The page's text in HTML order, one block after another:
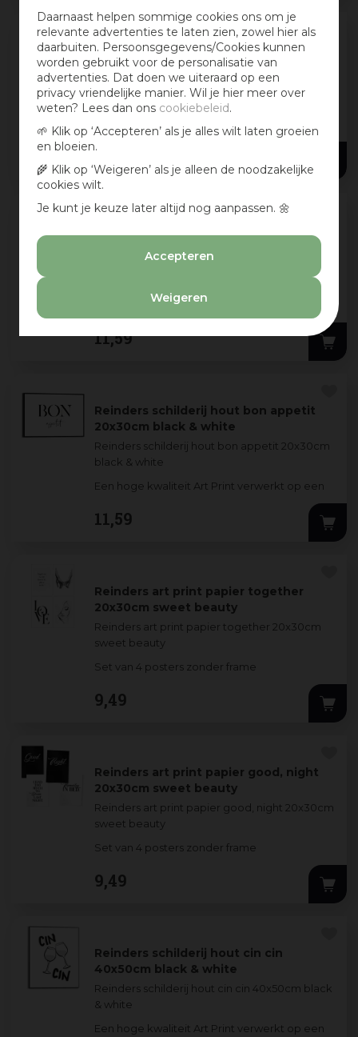
Daarnaast helpen sommige cookies ons om je
relevante advertenties te laten zien, zowel hier als
daarbuiten. Persoonsgegevens/Cookies kunnen
worden gebruikt voor de personalisatie van
advertenties. Dat doen we uiteraard op een
privacy vriendelijke manier. Wil je hier meer over
weten? Lees dan ons cookiebeleid.
🌱 Klik op ‘Accepteren’ als je alles wilt laten groeien
en bloeien.
🌾 Klik op ‘Weigeren’ als je alleen de noodzakelijke
cookies wilt.
Je kunt je keuze later altijd nog aanpassen. 🌼
Accepteren
Weigeren
Reinders schilderij hout white curve
20x30cm natural earth
Reinders schilderij hout white curve 20x30cm
natural earth
Een hoge kwaliteit Art Print verwerkt op een
3mm dik MDF-bord. De stijlvolle prints worden
11
Reinders schilderij hout oh happy day
Een hoge kwaliteit Art Print verwerkt op een
3mm dik MDF-bord. De stijlvolle prints worden
omlijst door een...
11,59
Reinders schilderij hout bon appetit
20x30cm black & white
Reinders schilderij hout bon appetit 20x30cm
black & white
Een hoge kwaliteit Art Print verwerkt op een
3mm dik MDF-bord. De stijlvolle prints worden
omlijst door
11,59
Reinders art print papier together
20x30cm sweet beauty
Reinders art print papier together 20x30cm
sweet beauty
Set van 4 posters zonder frame
9,49
Reinders art print papier good, night
20x30cm sweet beauty
Reinders art print papier good, night 20x30cm
sweet beauty
Set van 4 posters zonder frame
9,49
Reinders schilderij hout cin cin
40x50cm black & white
Reinders schilderij hout cin cin 40x50cm black
& white
Een hoge kwaliteit Art Print verwerkt op een